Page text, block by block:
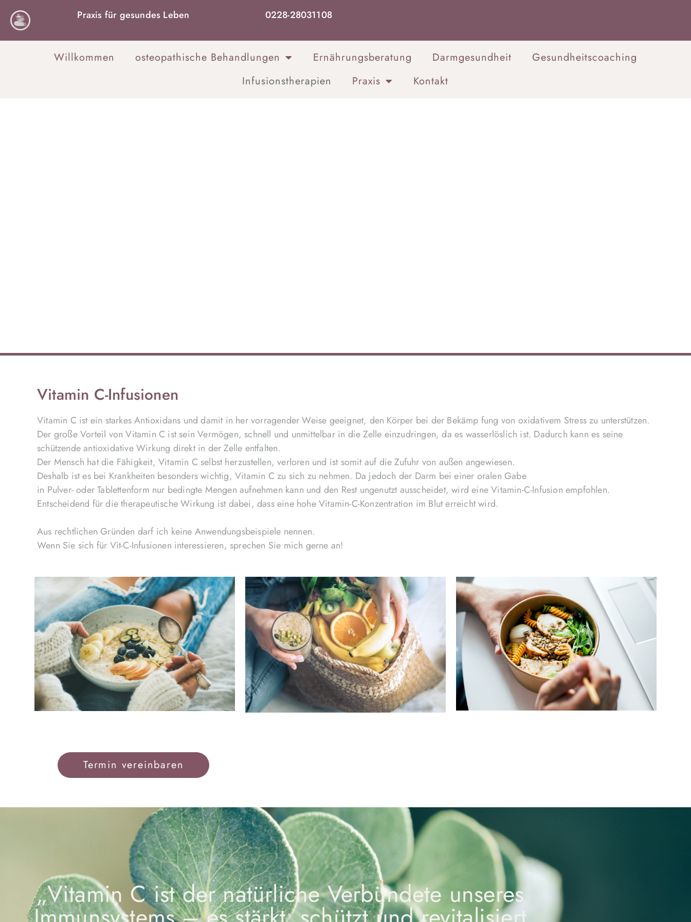
Praxis für gesundes Leben 0228-28031108
Willkommen osteopathische Behandlungen Ernährungsberatung Darmgesundheit
Gesundheitscoaching
Infusionstherapien
Praxis Kontakt
Vitamin C-Infusionen
Vitamin C ist ein starkes Antioxidans und damit in her vorragender Weise geeignet, den Körper bei der Bekämp fung von oxidativem Stress zu unterstützen.
Der große Vorteil von Vitamin C ist sein Vermögen, schnell und unmittelbar in die Zelle einzudringen, da es wasserlöslich ist. Dadurch kann es seine
schützende antioxidative Wirkung direkt in der Zelle entfalten.
Der Mensch hat die Fähigkeit, Vitamin C selbst herzustellen, verloren und ist somit auf die Zufuhr von außen angewiesen.
Deshalb ist es bei Krankheiten besonders wichtig, Vitamin C zu sich zu nehmen. Da jedoch der Darm bei einer oralen Gabe
in Pulver- oder Tablettenform nur bedingte Mengen aufnehmen kann und den Rest ungenutzt ausscheidet, wird eine Vitamin-C-Infusion empfohlen.
Entscheidend für die therapeutische Wirkung ist dabei, dass eine hohe Vitamin-C-Konzentration im Blut erreicht wird.
Aus rechtlichen Gründen darf ich keine Anwendungsbeispiele nennen.
Wenn Sie sich für Vit-C-Infusionen interessieren, sprechen Sie mich gerne an!
Termin vereinbaren
„Vitamin C ist der natürliche Verbündete unseres